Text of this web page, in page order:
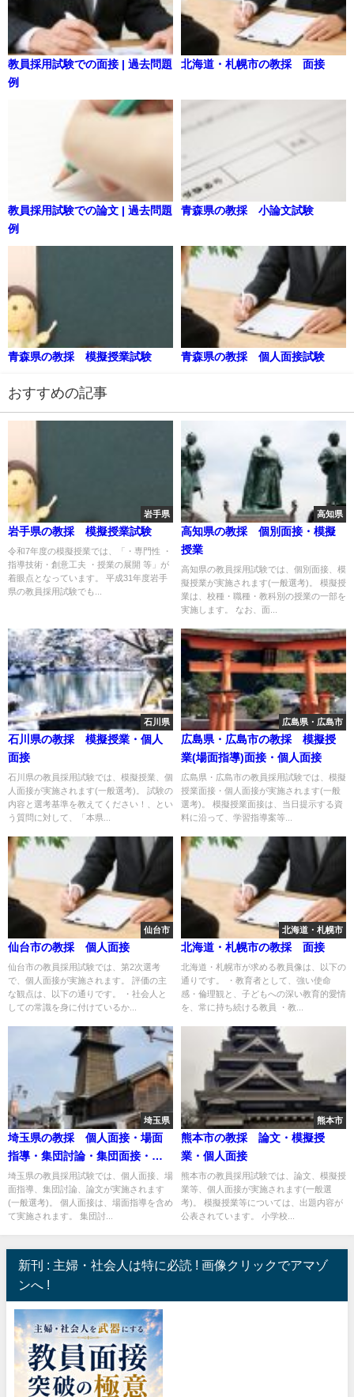
教員採用試験での面接 | 過去問題
例
北海道・札幌市の教採 面接
教員採用試験での論文 | 過去問題
例
青森県の教採 小論文試験
青森県の教採 模擬授業試験 青森県の教採 個人面接試験
おすすめの記事
岩手県
岩手県の教採 模擬授業試験
令和7年度の模擬授業では、「・専門性 ・
指導技術・創意工夫 ・授業の展開 等」が
着眼点となっています。 平成31年度岩手
県の教員採用試験でも...
高知県
高知県の教採 個別面接・模擬
授業
高知県の教員採用試験では、個別面接、模
擬授業が実施されます(一般選考)。 模擬授
業は、校種・職種・教科別の授業の一部を
実施します。 なお、面...
石川県
石川県の教採 模擬授業・個人
面接
石川県の教員採用試験では、模擬授業、個
人面接が実施されます(一般選考)。 試験の
内容と選考基準を教えてください！、とい
う質問に対して、「本県...
広島県・広島市
広島県・広島市の教採 模擬授
業(場面指導)面接・個人面接
広島県・広島市の教員採用試験では、模擬
授業面接・個人面接が実施されます(一般
選考)。 模擬授業面接は、当日提示する資
料に沿って、学習指導案等...
仙台市
仙台市の教採 個人面接
仙台市の教員採用試験では、第2次選考
で、個人面接が実施されます。 評価の主
な観点は、以下の通りです。 ・社会人と
しての常識を身に付けているか...
北海道・札幌市
北海道・札幌市の教採 面接
北海道・札幌市が求める教員像は、以下の
通りです。 ・教育者として、強い使命
感・倫理観と、子どもへの深い教育的愛情
を、常に持ち続ける教員 ・教...
埼玉県
埼玉県の教採 個人面接・場面
指導・集団討論・集団面接・論
文
埼玉県の教員採用試験では、個人面接、場
面指導、集団討論、論文が実施されます
(一般選考)。 個人面接は、場面指導を含め
て実施されます。 集団討...
熊本市
熊本市の教採 論文・模擬授
業・個人面接
熊本市の教員採用試験では、論文、模擬授
業等、個人面接が実施されます(一般選
考)。 模擬授業等については、出題内容が
公表されています。 小学校...
新刊 : 主婦・社会人は特に必読 ! 画像クリックでアマゾ
ンへ !